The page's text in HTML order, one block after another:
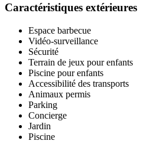
Caractéristiques extérieures
Espace barbecue
Vidéo-surveillance
Sécurité
Terrain de jeux pour enfants
Piscine pour enfants
Accessibilité des transports
Animaux permis
Parking
Concierge
Jardin
Piscine